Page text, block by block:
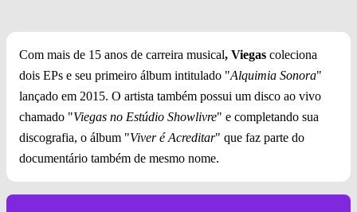
Com mais de 15 anos de carreira musical, Viegas coleciona
dois EPs e seu primeiro álbum intitulado "Alquimia Sonora"
lançado em 2015. O artista também possui um disco ao vivo
chamado "Viegas no Estúdio Showlivre" e completando sua
discografia, o álbum "Viver é Acreditar" que faz parte do
documentário também de mesmo nome.